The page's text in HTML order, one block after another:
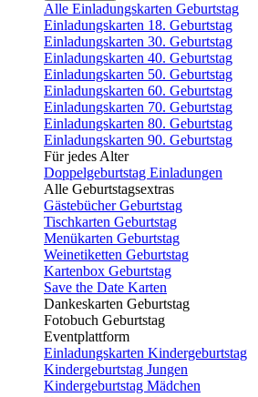
Alle Einladungskarten Geburtstag
Einladungskarten 18. Geburtstag
Einladungskarten 30. Geburtstag
Einladungskarten 40. Geburtstag
Einladungskarten 50. Geburtstag
Einladungskarten 60. Geburtstag
Einladungskarten 70. Geburtstag
Einladungskarten 80. Geburtstag
Einladungskarten 90. Geburtstag
Für jedes Alter
Doppelgeburtstag Einladungen
Alle Geburtstagsextras
Gästebücher Geburtstag
Tischkarten Geburtstag
Menükarten Geburtstag
Weinetiketten Geburtstag
Kartenbox Geburtstag
Save the Date Karten
Dankeskarten Geburtstag
Fotobuch Geburtstag
Eventplattform
Einladungskarten Kindergeburtstag
Kindergeburtstag Jungen
Kindergeburtstag Mädchen